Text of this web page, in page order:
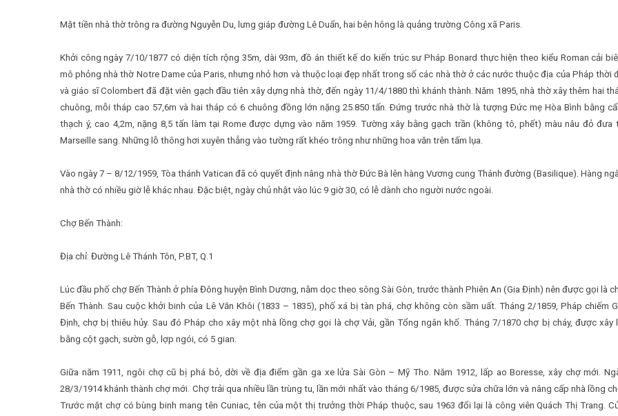
Mặt tiền nhà thờ trông ra đường Nguyễn Du, lưng giáp đường Lê Duẩn, hai bên hông là quảng trường Công xã Paris.
Khởi công ngày 7/10/1877 có diện tích rộng 35m, dài 93m, đồ án thiết kế do kiến trúc sư Pháp Bonard thực hiện theo kiểu Roman cải
mô phỏng nhà thờ Notre Dame của Paris, nhưng nhỏ hơn và thuộc loại đẹp nhất trong số các nhà thờ ở các nước thuộc địa của Pháp thời
và giáo sĩ Colombert đã đặt viên gạch đầu tiên xây dựng nhà thờ, đến ngày 11/4/1880 thì khánh thành. Năm 1895, nhà thờ xây thêm hai
chuông, mỗi tháp cao 57,6m và hai tháp có 6 chuông đồng lớn nặng 25.850 tấn. Ðứng trước nhà thờ là tượng Ðức mẹ Hòa Bình bằng
thạch ý, cao 4,2m, nặng 8,5 tấn làm tại Rome được dựng vào năm 1959. Tường xây bằng gạch trần (không tô, phết) màu nâu đỏ đưa
Marseille sang. Những lỗ thông hơi xuyên thẳng vào tường rất khéo trông như những hoa văn trên tấm lụa.
Vào ngày 7 – 8/12/1959, Tòa thánh Vatican đã có quyết định nâng nhà thờ Đức Bà lên hàng Vương cung Thánh đường (Basilique). Hàng
nhà thờ có nhiều giờ lễ khác nhau. Đặc biệt, ngày chủ nhật vào lúc 9 giờ 30, có lễ dành cho người nước ngoài.
Chợ Bến Thành:
Địa chỉ: Đường Lê Thánh Tôn, P.BT, Q.1
Lúc đầu phố chợ Bến Thành ở phía Đông huyện Bình Dương, nằm dọc theo sông Sài Gòn, trước thành Phiên An (Gia Định) nên được gọi là
Bến Thành. Sau cuộc khởi binh của Lê Văn Khôi (1833 – 1835), phố xá bị tàn phá, chợ không còn sầm uất. Tháng 2/1859, Pháp chiếm
Định, chợ bị thiêu hủy. Sau đó Pháp cho xây một nhà lồng chợ gọi là chợ Vải, gần Tổng ngân khố. Tháng 7/1870 chợ bị cháy, được xây
bằng cột gạch, sườn gỗ, lợp ngói, có 5 gian.
Giữa năm 1911, ngôi chợ cũ bị phá bỏ, dời về địa điểm gần ga xe lửa Sài Gòn – Mỹ Tho. Năm 1912, lấp ao Boresse, xây chợ mới.
28/3/1914 khánh thành chợ mới. Chợ trải qua nhiều lần trùng tu, lần mới nhất vào tháng 6/1985, được sửa chữa lớn và nâng cấp nhà lồng
Trước mặt chợ có bùng binh mang tên Cuniac, tên của một thị trưởng thời Pháp thuộc, sau 1963 đổi lại là công viên Quách Thị Trang.